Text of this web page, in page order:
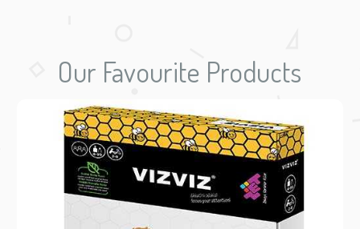
Our Favourite Products